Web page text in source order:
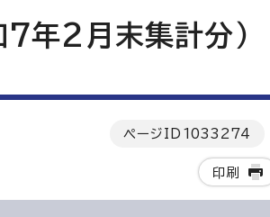
7年2月末集計分）
ページID 1033274
印刷